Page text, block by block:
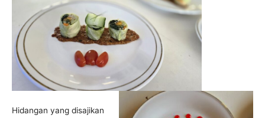
Hidangan yang disajikan